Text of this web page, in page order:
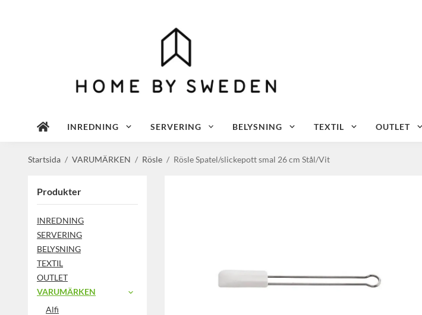
INREDNING SERVERING BELYSNING TEXTIL OUTLET
Startsida / VARUMÄRKEN / Rösle / Rösle Spatel/slickepott smal 26 cm Stål/Vit
Produkter
INREDNING
SERVERING
BELYSNING
TEXTIL
OUTLET
VARUMÄRKEN
Alfi